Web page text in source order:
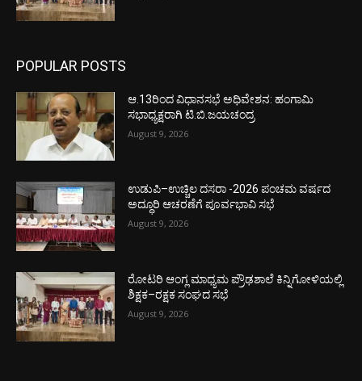
POPULAR POSTS
ಆ.13ರಿಂದ ವಿಧಾನಸಭೆ ಅಧಿವೇಶನ: ಹಂಗಾಮಿ
ಸಭಾಧ್ಯಕ್ಷರಾಗಿ ಟಿ.ಬಿ.ಜಯಚಂದ್ರ
August 9, 2026
ಉಡುಪಿ–ಉಚ್ಚಿಲ ದಸರಾ -2026 ಪಂಚಮ ವರ್ಷದ
ಅದ್ಧೂರಿ ಆಚರಣೆಗೆ ಪೂರ್ವಭಾವಿ ಸಭೆ
August 9, 2026
ರೋಟರಿ ಆಂಗ್ಲ ಮಾಧ್ಯಮ ಪ್ರೌಢಶಾಲೆ ಕಿನ್ನಿಗೋಳಿಯಲ್ಲಿ
ಶಿಕ್ಷಕ–ರಕ್ಷಕ ಸಂಘದ ಸಭೆ
August 9, 2026